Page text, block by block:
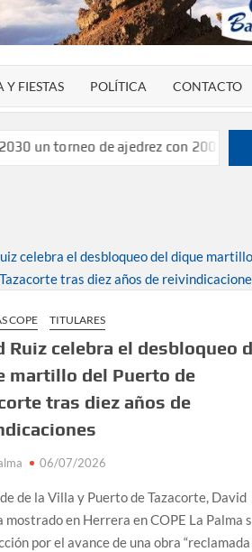
Y FIESTAS POLÍTICA CONTACTO
de ajedrez con 200 jugadores”
COPE TITULARES
Ruiz celebra el desbloqueo
martillo del Puerto de
tras diez años de
06/07/2026
de la Villa y Puerto de Tazacorte, David
mostrado en Herrera en COPE La Palma
por el avance de una obra “reclamada